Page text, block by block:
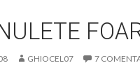
GHIOCEL07 7